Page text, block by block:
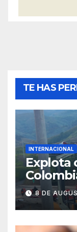
TE HAS
INTERNACIONAL
Explota
heridos
8 DE